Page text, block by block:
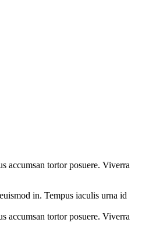
accumsan tortor posuere. Viverra
in. Tempus iaculis urna id
accumsan tortor posuere. Viverra